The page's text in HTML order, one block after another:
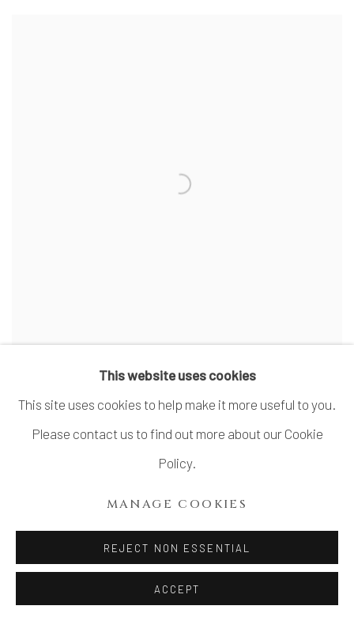
SHIMIZU KEIICHI 清水圭一
This website uses cookies
This site uses cookies to help make it more useful to you.
Please contact us to find out more about our Cookie
Policy.
MANAGE COOKIES
REJECT NON ESSENTIAL
ACCEPT